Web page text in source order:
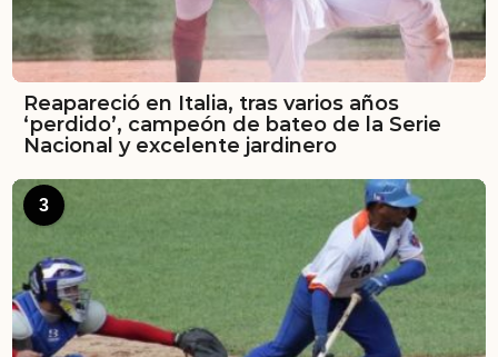
Reapareció en Italia, tras varios años
‘perdido’, campeón de bateo de la Serie
Nacional y excelente jardinero
3